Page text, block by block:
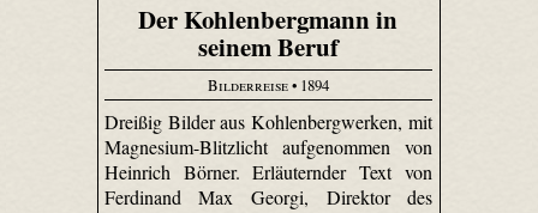
Der Kohlenbergmann in
seinem Beruf
Bilderreise• 1894
Dreißig Bilder aus Kohlenbergwerken, mit
Magnesium-Blitzlicht aufgenommen von
Heinrich Börner. Erläuternder Text von
Ferdinand Max Georgi, Direktor des